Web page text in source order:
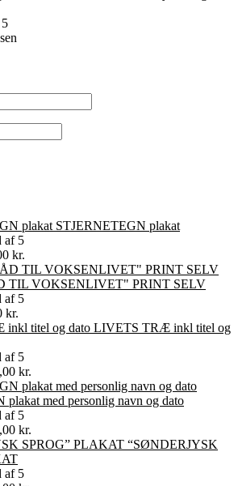
STJERNETEGN plakat
af 5
kr.
50,00 kr.
til
TIL VOKSENLIVET" PRINT SELV
af 5
kr.
30,00 kr.
60,00 kr.
LIVETS TRÆ inkl titel og
af 5
kr.
189,00 kr.
til
plakat med personlig navn og dato
af 5
kr.
129,00 kr.
“SØNDERJYSK
af 5